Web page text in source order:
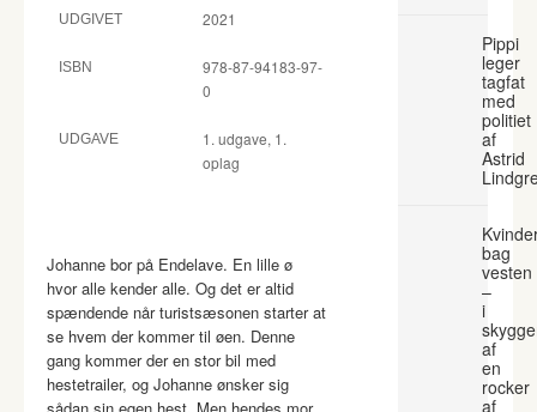
UDGIVET 2021
ISBN
978-87-94183-97-
0
UDGAVE
1. udgave, 1.
oplag
Johanne bor på Endelave. En lille ø
hvor alle kender alle. Og det er altid
spændende når turistsæsonen starter at
se hvem der kommer til øen. Denne
gang kommer der en stor bil med
hestetrailer, og Johanne ønsker sig
Pippi
leger
tagfat
med
politiet
af
Astrid
bag
vesten
–
i
af
en
rocker
af